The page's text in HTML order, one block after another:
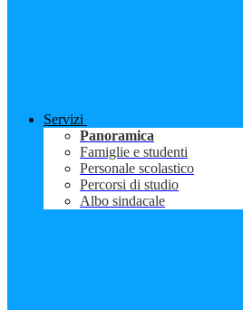
Servizi
Panoramica
Famiglie e studenti
Personale scolastico
Percorsi di studio
Albo sindacale